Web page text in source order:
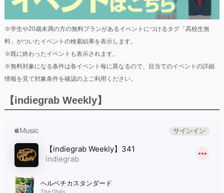
※学生や20歳未満の方の無料プランがあるイベントにつけるタグ「高校生無
料」がついたイベントの検索結果を表示します。
※既に終わったイベントも表示されます。
※無料対象になる条件は各イベント毎に異なるので、目当てのイベントの詳細
情報を見て対象条件を確認の上ご利用ください。
【indiegrab Weekly】